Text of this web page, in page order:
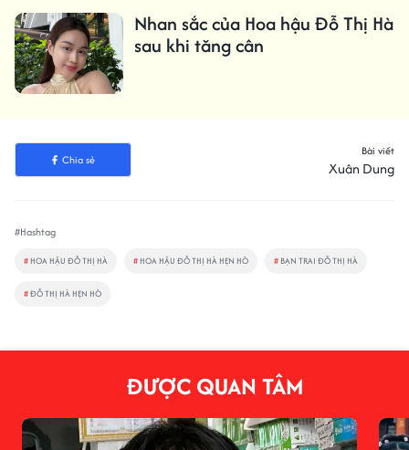
Nhan sắc của Hoa hậu Đỗ Thị Hà
sau khi tăng cân
Chia sẻ
Bài viết
Xuân Dung
#Hashtag
# HOA HẬU ĐỖ THỊ HÀ # HOA HẬU ĐỖ THỊ HÀ HẸN HÒ # BẠN TRAI ĐỖ THỊ HÀ
#ĐỖ THỊ HÀ HẸN HÒ
ĐƯỢC QUAN TÂM